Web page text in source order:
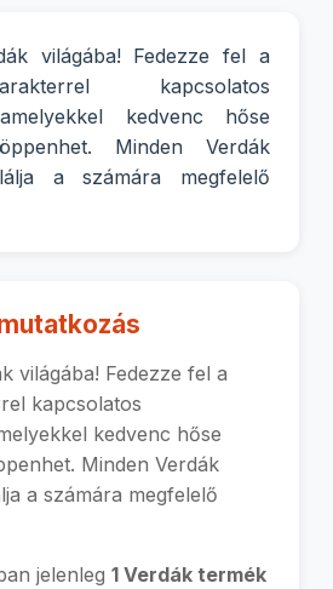
világába! Fedezze fel a
kapcsolatos
kedvenc hőse
Minden Verdák
a számára megfelelő
világába! Fedezze fel a
kapcsolatos
kedvenc hőse
Minden Verdák
a számára megfelelő
jelenleg 1 Verdák termék